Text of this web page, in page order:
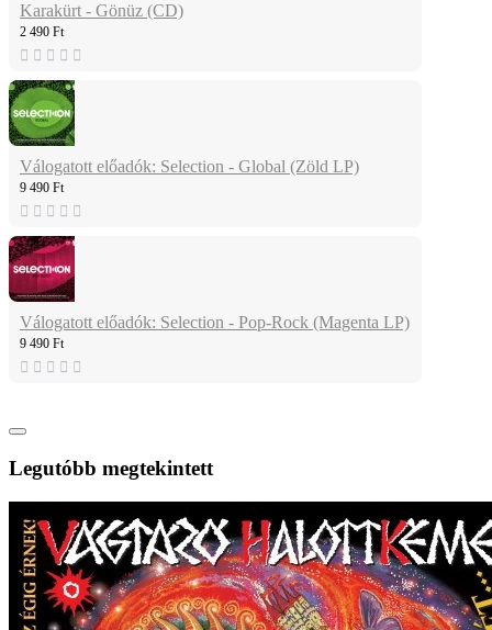
Karakürt - Gönüz (CD)
2 490 Ft
Válogatott előadók: Selection - Global (Zöld LP)
9 490 Ft
Válogatott előadók: Selection - Pop-Rock (Magenta LP)
9 490 Ft
Legutóbb megtekintett